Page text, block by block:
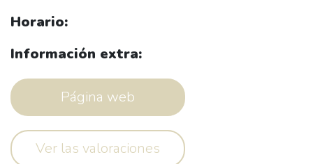
Horario:
Información extra:
Página web
Ver las valoraciones